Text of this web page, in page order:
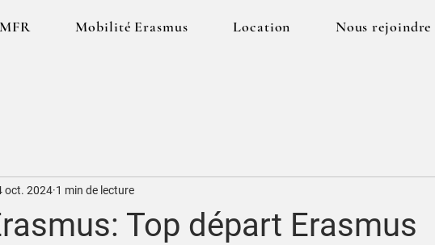
Mobilité Erasmus Location Nous rejoindre
Top départ Erasmus
oct. 2024 1 min de lecture